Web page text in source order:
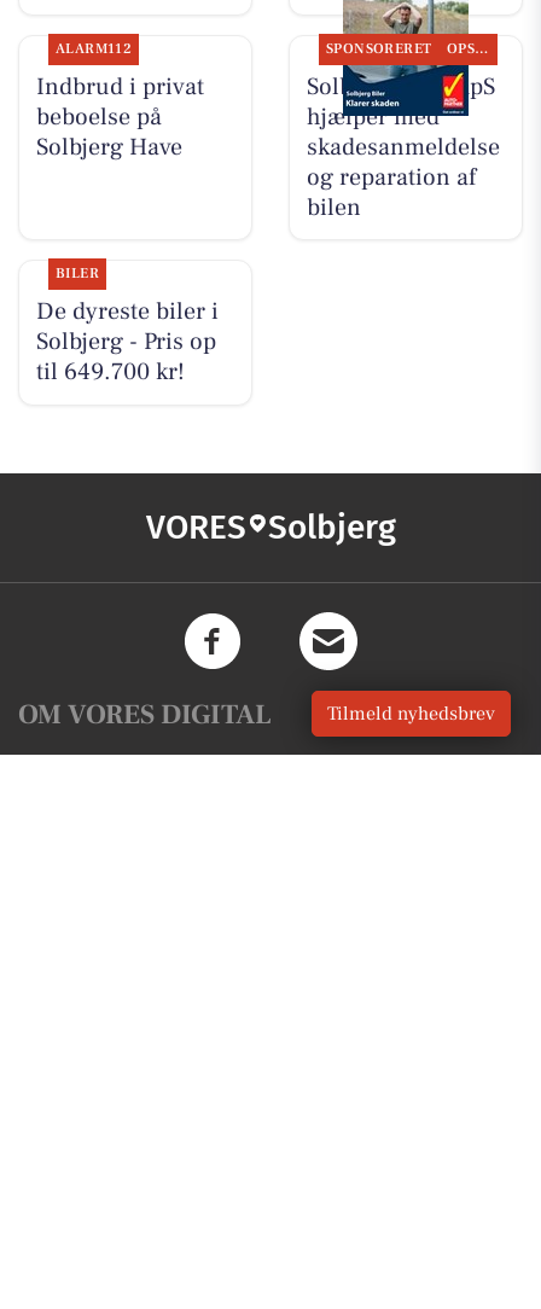
ALARM112
Indbrud i privat
beboelse på
Solbjerg Have
SPONSORERET OPSLAGSTAVLEN
Solbjerg Biler ApS
hjælper med
skadesanmeldelse
og reparation af
bilen
BILER
De dyreste biler i
Solbjerg - Pris op
til 649.700 kr!
VORES Solbjerg
OM VORES DIGITAL Tilmeld nyhedsbrev